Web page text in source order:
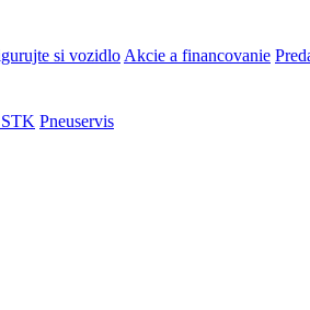
si vozidlo Akcie a financovanie
Pneuservis